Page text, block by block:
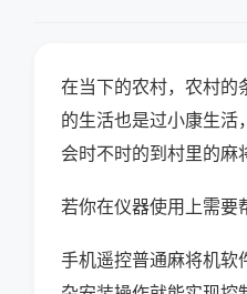
在当下的农村，农村的
的生活也是过小康生活
会时不时的到村里的麻
若你在仪器使用上需要
手机遥控普通麻将机软